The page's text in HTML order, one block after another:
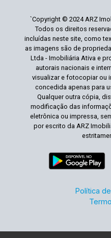
`Copyright © 2024 ARZ
Todos os direitos
incluídas neste site, como
as imagens são de
Ltda - Imobiliária Ativa e
autorais nacionais e
visualizar e fotocopiar ou
concedida apenas para
Qualquer outra cópia,
modificação das
eletrônica ou impressa,
por escrito da ARZ
Política